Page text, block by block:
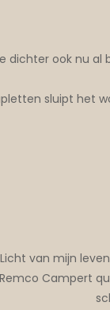
dichter ook nu al
sluipt het
van mijn
Campert